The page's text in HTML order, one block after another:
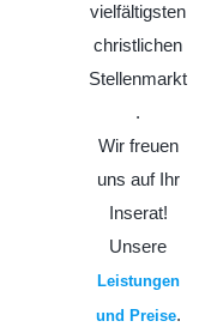
vielfältigsten
christlichen
Stellenmarkt
.
Wir freuen
uns auf Ihr
Inserat!
Unsere
Leistungen
und Preise.